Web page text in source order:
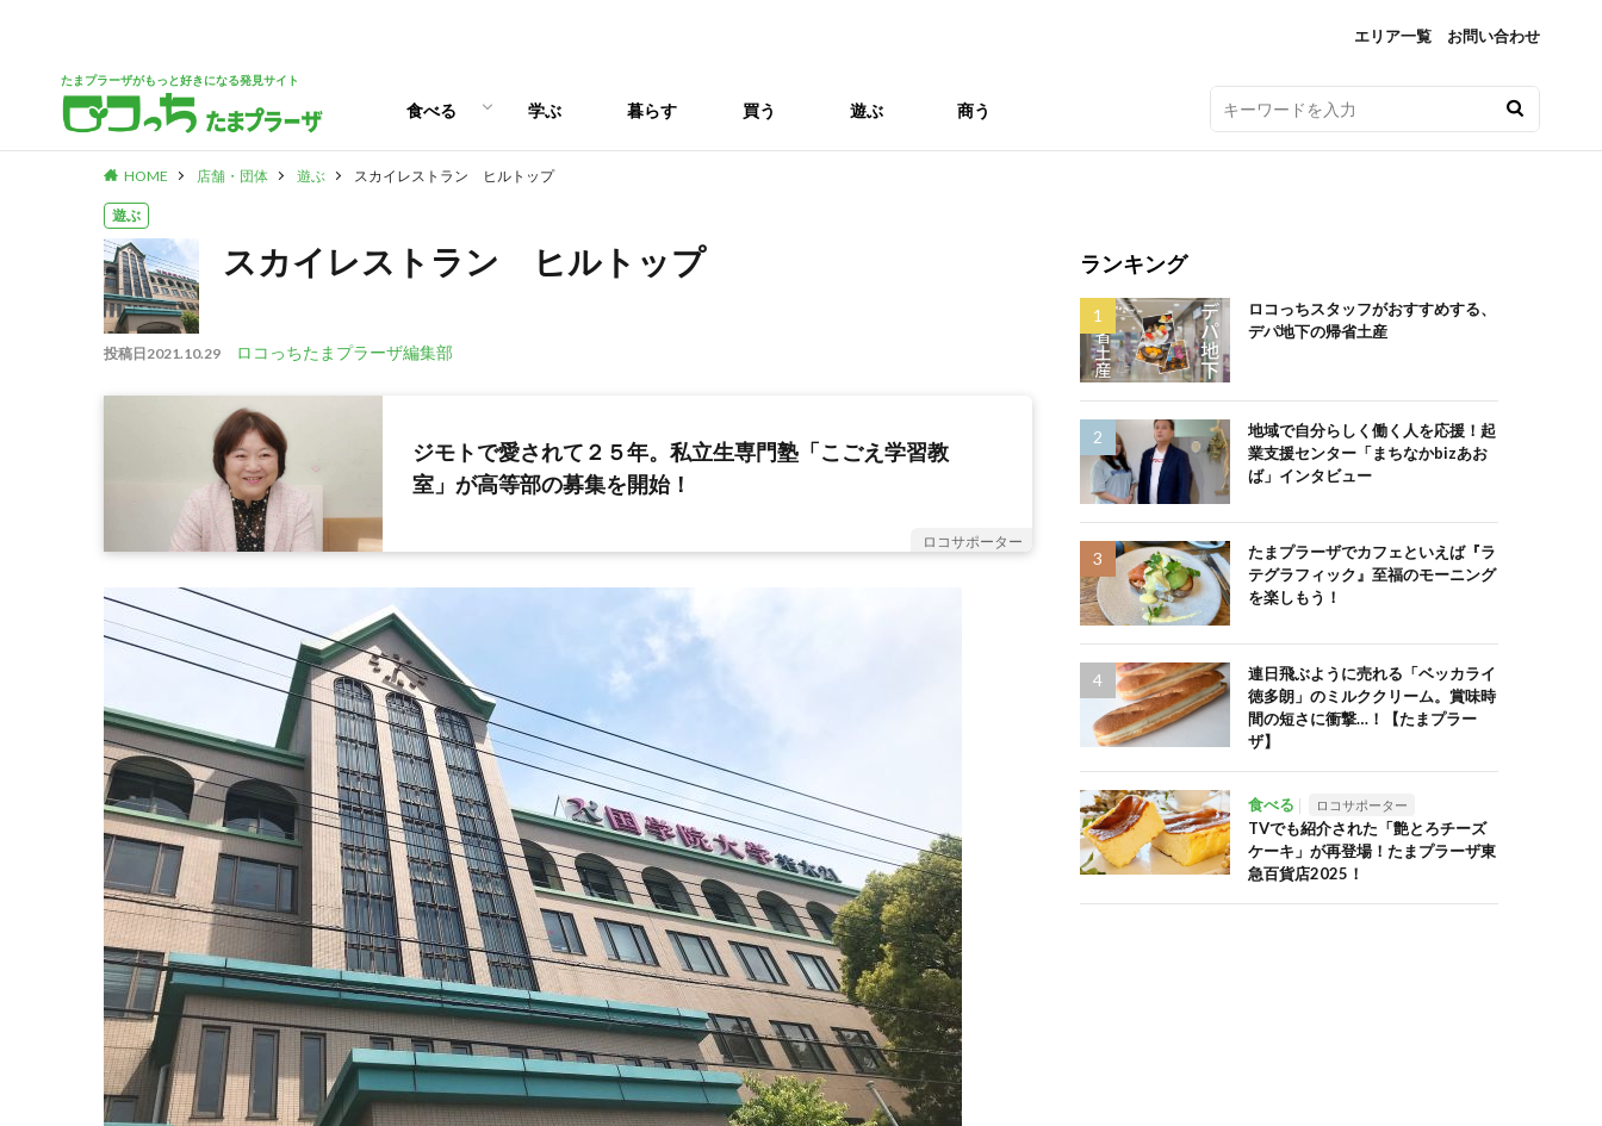
エリア一覧 お問い合わせ
たまプラーザがもっと好きになる発見サイト
食べる
パン
スイーツ
ランチ
カフェ
学ぶ 暮らす 買う 遊ぶ 商う
HOME 店舗・団体 遊ぶ スカイレストラン ヒルトップ
遊ぶ
スカイレストラン ヒルトップ
投稿日2021.10.29 ロコっちたまプラーザ編集部
ジモトで愛されて２５年。私立生専門塾「こごえ学習教
室」が高等部の募集を開始！
ロコサポーター
ランキング
ロコっちスタッフがおすすめする、
デパ地下の帰省土産
地域で自分らしく働く人を応援！起
業支援センター「まちなかbizあお
ば」インタビュー
たまプラーザでカフェといえば『ラ
テグラフィック』至福のモーニング
を楽しもう！
連日飛ぶように売れる「ベッカライ
徳多朗」のミルククリーム。賞味時
間の短さに衝撃…！【たまプラー
ザ】
食べる ロコサポーター
TVでも紹介された「艶とろチーズ
ケーキ」が再登場！たまプラーザ東
急百貨店2025！